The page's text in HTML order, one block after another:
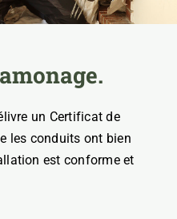
un Certificat de
les conduits ont bien
est conforme et